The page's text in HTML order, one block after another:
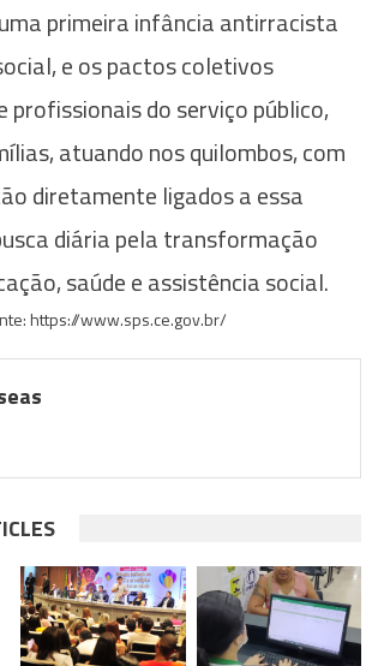
primeira infância antirracista
e os pactos coletivos
profissionais do serviço público,
atuando nos quilombos, com
diretamente ligados a essa
diária pela transformação
saúde e assistência social.
https://www.sps.ce.gov.br/